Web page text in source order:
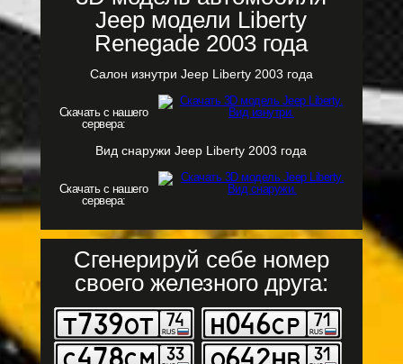
Jeep модели Liberty
Renegade 2003 года
Салон изнутри Jeep Liberty 2003 года
Скачать с нашего
сервера:
Вид снаружи Jeep Liberty 2003 года
Скачать с нашего
сервера:
Сгенерируй себе номер
своего железного друга: